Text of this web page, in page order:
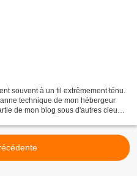
souvent à un fil extrêmement ténu.
technique de mon hébergeur
de mon blog sous d'autres cieux